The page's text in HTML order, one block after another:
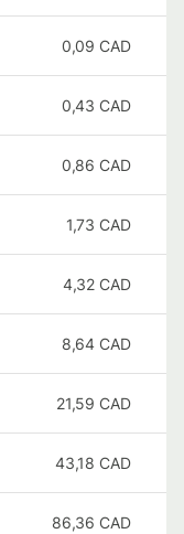
0,09 CAD
0,43 CAD
0,86 CAD
1,73 CAD
4,32 CAD
8,64 CAD
21,59 CAD
43,18 CAD
86,36 CAD